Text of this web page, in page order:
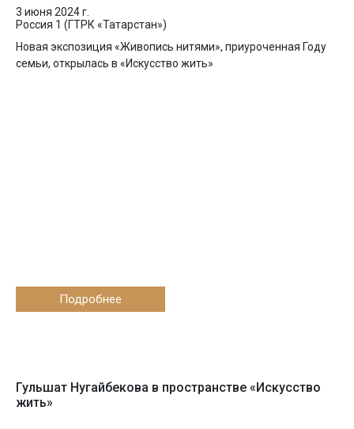
3 июня 2024 г.
Россия 1 (ГТРК «Татарстан»)
Новая экспозиция «Живопись нитями», приуроченная Году
семьи, открылась в «Искусство жить»
Подробнее
Гульшат Нугайбекова в пространстве «Искусство
жить»